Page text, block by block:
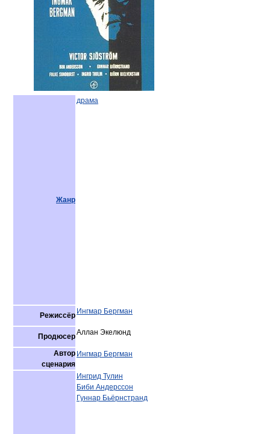
Жанр
драма
Режиссёр Ингмар Бергман
ПродюсерАллан Экелюнд
Автор
сценария
Ингмар Бергман
Ингрид Тулин
Биби Андерссон
Гуннар Бьёрнстранд